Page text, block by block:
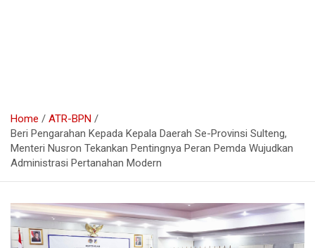
Home
ATR-BPN
Beri Pengarahan Kepada Kepala Daerah Se-Provinsi Sulteng,
Menteri Nusron Tekankan Pentingnya Peran Pemda Wujudkan
Administrasi Pertanahan Modern